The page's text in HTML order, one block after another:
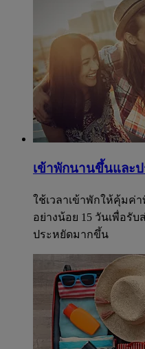
เข้าพักนานขึ้นและป
ใช้เวลาเข้าพักให้คุ้มค่
อย่างน้อย 15 วันเพื่อรั
ประหยัดมากขึ้น